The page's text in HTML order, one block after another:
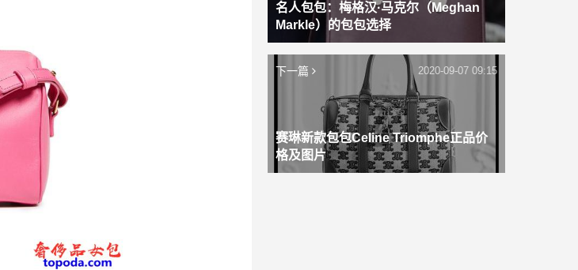
名人包包：梅格汉·马克尔（Meghan
Markle）的包包选择
下一篇
赛琳新款包包Celine Triomphe正品价
格及图片
2020-09-07 09:15